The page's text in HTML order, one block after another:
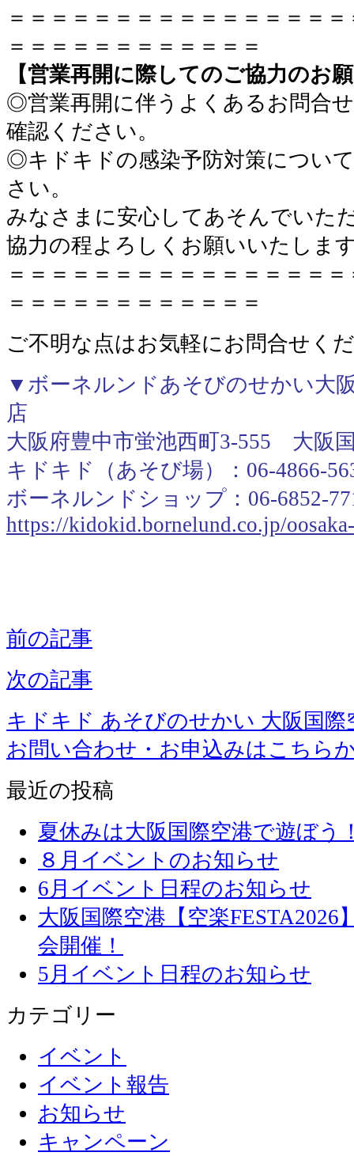
＝＝＝＝＝＝＝＝＝＝＝＝＝＝＝
＝＝＝＝＝＝＝＝＝＝＝＝
【営業再開に際してのご協力のお
◎営業再開に伴うよくあるお問合
確認ください。
◎キドキドの感染予防対策につい
さい。
みなさまに安心してあそんでいた
協力の程よろしくお願いいたしま
＝＝＝＝＝＝＝＝＝＝＝＝＝＝＝
＝＝＝＝＝＝＝＝＝＝＝＝
ご不明な点はお気軽にお問合せく
▼ボーネルンドあそびのせかい大
店
大阪府豊中市蛍池西町3-555 大阪
キドキド（あそび場）：06-4866-
ボーネルンドショップ：06-6852-
https://kidokid.bornelund.co.jp/
前の記事
次の記事
キドキド あそびのせかい 大阪国際
お問い合わせ・お申込みはこちら
最近の投稿
夏休みは大阪国際空港で遊ぼう
８月イベントのお知らせ
6月イベント日程のお知らせ
大阪国際空港【空楽
会開催！
5月イベント日程のお知らせ
カテゴリー
イベント
イベント報告
お知らせ
キャンペーン